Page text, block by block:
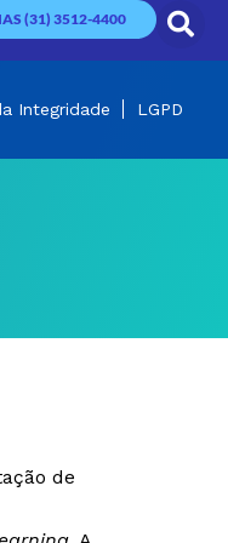
(31) 3512-4400
Integridade LGPD
de